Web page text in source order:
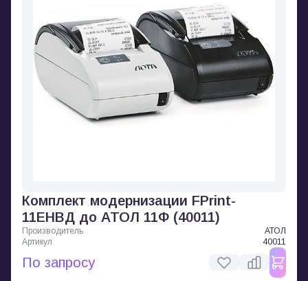
Комплект модернизации FPrint-
11ЕНВД до АТОЛ 11Ф (40011)
Производитель
АТОЛ
Артикул
40011
По запросу